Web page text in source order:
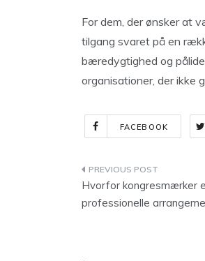
For dem, der ønsker at
tilgang svaret på en
bæredygtighed og
organisationer, der ikke
FACEBOOK
Hvorfor kongresmærker
professionelle